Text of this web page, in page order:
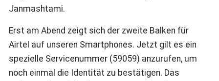
Janmashtami.
Erst am Abend zeigt sich der zweite Balken für
Airtel auf unseren Smartphones. Jetzt gilt es ein
spezielle Servicenummer (59059) anzurufen, um
noch einmal die Identität zu bestätigen. Das